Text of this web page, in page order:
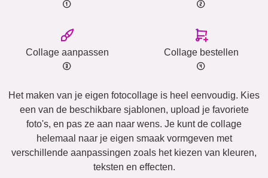
Collage aanpassen Collage bestellen
Het maken van je eigen fotocollage is heel eenvoudig. Kies
een van de beschikbare sjablonen, upload je favoriete
foto's, en pas ze aan naar wens. Je kunt de collage
helemaal naar je eigen smaak vormgeven met
verschillende aanpassingen zoals het kiezen van kleuren,
teksten en effecten.